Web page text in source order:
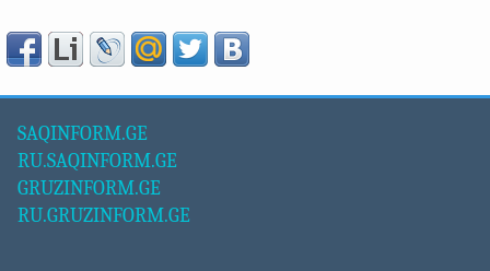
SAQINFORM.GE
RU.SAQINFORM.GE
GRUZINFORM.GE
RU.GRUZINFORM.GE